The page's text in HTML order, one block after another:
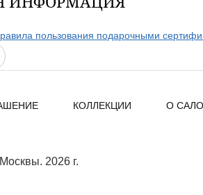
пользования подарочными
КОЛЛЕКЦИИ О
2026 г.